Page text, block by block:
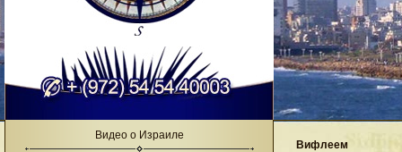
Видео о Израиле
Вифлеем